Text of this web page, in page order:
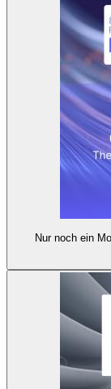
Nur noch ein